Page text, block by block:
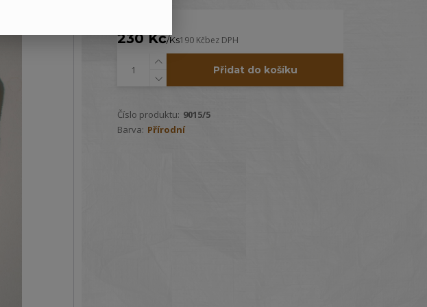
230 Kč/Ks190 Kčbez DPH
Přidat do košíku
Číslo produktu: 9015/5
Barva: Přírodní